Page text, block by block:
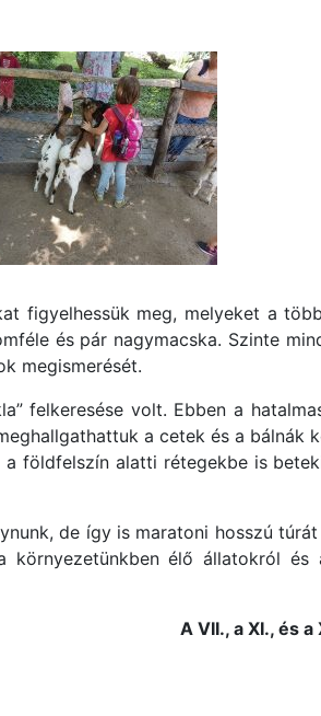
figyelhessük meg, melyeket a
és pár nagymacska. Szinte
megismerését.
felkeresése volt. Ebben a
a cetek és a bálnák
földfelszín alatti rétegekbe is
de így is maratoni hosszú
élő állatokról
A VII., a XI., és